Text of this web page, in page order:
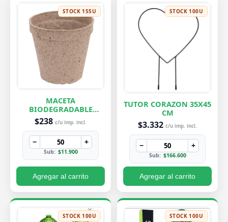
STOCK 155U
MACETA
BIODEGRADABLE
PEQUEÑA 7X8 CM
$238 c/u imp. incl.
− +
Sub: $11.900
Agregar al carrito
STOCK 100U
TUTOR CORAZON 35X45
CM
$3.332 c/u imp. incl.
− +
Sub: $166.600
Agregar al carrito
STOCK 100U STOCK 100U